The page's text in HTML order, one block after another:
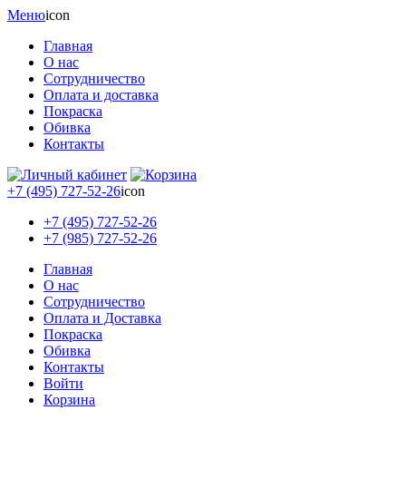
Менюicon
Главная
О нас
Сотрудничество
Оплата и доставка
Покраска
Обивка
Контакты
+7 (495) 727-52-26icon
+7 (495) 727-52-26
+7 (985) 727-52-26
Главная
О нас
Сотрудничество
Оплата и Доставка
Покраска
Обивка
Контакты
Войти
Корзина